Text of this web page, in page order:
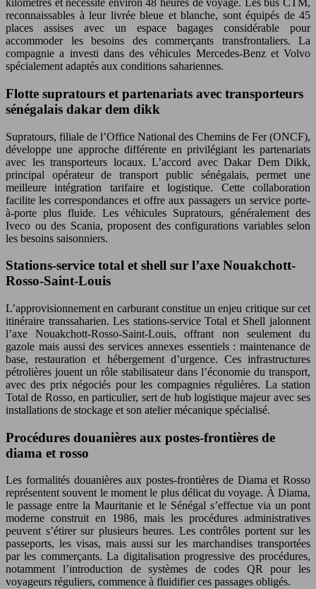
kilomètres et nécessite environ 48 heures de voyage. Les bus CTM,
reconnaissables à leur livrée bleue et blanche, sont équipés de 45
places assises avec un espace bagages considérable pour
accommoder les besoins des commerçants transfrontaliers. La
compagnie a investi dans des véhicules Mercedes-Benz et Volvo
spécialement adaptés aux conditions sahariennes.
Flotte supratours et partenariats avec transporteurs
sénégalais dakar dem dikk
Supratours, filiale de l’Office National des Chemins de Fer (ONCF),
développe une approche différente en privilégiant les partenariats
avec les transporteurs locaux. L’accord avec Dakar Dem Dikk,
principal opérateur de transport public sénégalais, permet une
meilleure intégration tarifaire et logistique. Cette collaboration
facilite les correspondances et offre aux passagers un service porte-
à-porte plus fluide. Les véhicules Supratours, généralement des
Iveco ou des Scania, proposent des configurations variables selon
les besoins saisonniers.
Stations-service total et shell sur l’axe Nouakchott-
Rosso-Saint-Louis
L’approvisionnement en carburant constitue un enjeu critique sur cet
itinéraire transsaharien. Les stations-service Total et Shell jalonnent
l’axe Nouakchott-Rosso-Saint-Louis, offrant non seulement du
gazole mais aussi des services annexes essentiels : maintenance de
base, restauration et hébergement d’urgence. Ces infrastructures
pétrolières jouent un rôle stabilisateur dans l’économie du transport,
avec des prix négociés pour les compagnies régulières. La station
Total de Rosso, en particulier, sert de hub logistique majeur avec ses
installations de stockage et son atelier mécanique spécialisé.
Procédures douanières aux postes-frontières de
diama et rosso
Les formalités douanières aux postes-frontières de Diama et Rosso
représentent souvent le moment le plus délicat du voyage. À Diama,
le passage entre la Mauritanie et le Sénégal s’effectue via un pont
moderne construit en 1986, mais les procédures administratives
peuvent s’étirer sur plusieurs heures. Les contrôles portent sur les
passeports, les visas, mais aussi sur les marchandises transportées
par les commerçants. La digitalisation progressive des procédures,
notamment l’introduction de systèmes de codes QR pour les
voyageurs réguliers, commence à fluidifier ces passages obligés.